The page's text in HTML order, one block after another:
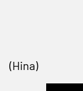
(Hina)